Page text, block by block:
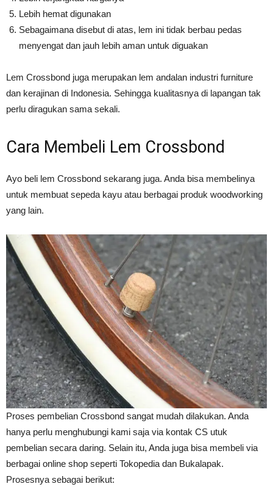
Lebih hemat digunakan
Sebagaimana disebut di atas, lem ini tidak berbau pedas
menyengat dan jauh lebih aman untuk diguakan
Lem Crossbond juga merupakan lem andalan industri furniture
dan kerajinan di Indonesia. Sehingga kualitasnya di lapangan tak
perlu diragukan sama sekali.
Cara Membeli Lem Crossbond
Ayo beli lem Crossbond sekarang juga. Anda bisa membelinya
untuk membuat sepeda kayu atau berbagai produk woodworking
yang lain.
Proses pembelian Crossbond sangat mudah dilakukan. Anda
hanya perlu menghubungi kami saja via kontak CS utuk
pembelian secara daring. Selain itu, Anda juga bisa membeli via
berbagai online shop seperti Tokopedia dan Bukalapak.
Prosesnya sebagai berikut: